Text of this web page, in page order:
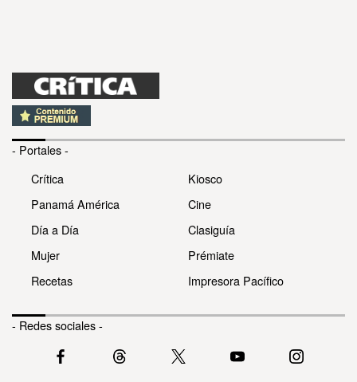
- Portales -
Crítica
Panamá América
Día a Día
Mujer
Recetas
Kiosco
Cine
Clasiguía
Prémiate
Impresora Pacífico
- Redes sociales -